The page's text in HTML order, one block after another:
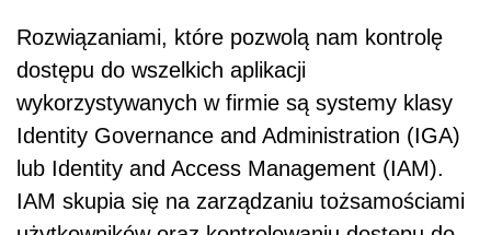
Rozwiązaniami, które pozwolą nam kontrolę
dostępu do wszelkich aplikacji
wykorzystywanych w firmie są systemy klasy
Identity Governance and Administration (IGA)
lub Identity and Access Management (IAM).
IAM skupia się na zarządzaniu tożsamościami